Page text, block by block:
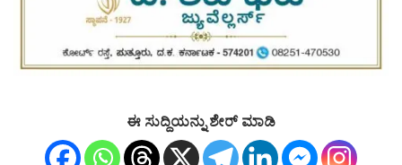
ಈ ಸುದ್ದಿಯನ್ನು ಶೇರ್ ಮಾಡಿ